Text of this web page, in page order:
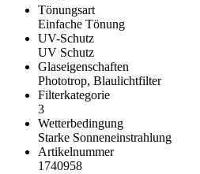
Tönungsart
Einfache Tönung
UV-Schutz
UV Schutz
Glaseigenschaften
Phototrop, Blaulichtfilter
Filterkategorie
3
Wetterbedingung
Starke Sonneneinstrahlung
Artikelnummer
1740958